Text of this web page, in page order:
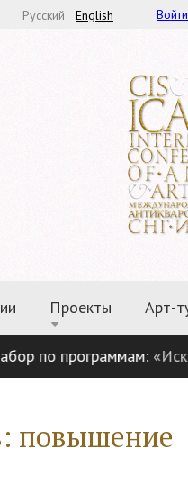
Проекты Арт-
Войти
Русский English
программам:
повышение